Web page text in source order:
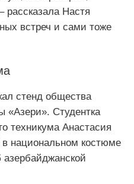
рассказала Настя
встреч и сами тоже
стенд общества
«Азери». Студентка
техникума Анастасия
в национальном костюме